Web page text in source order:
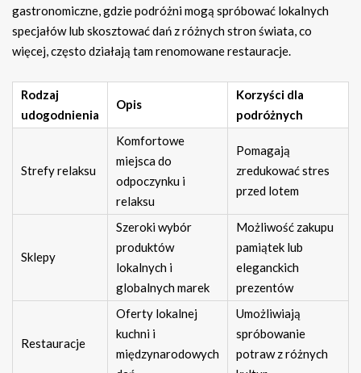
gastronomiczne, gdzie podróżni mogą spróbować lokalnych
specjałów lub skosztować dań z różnych stron świata, co
więcej, często działają tam renomowane restauracje.
Rodzaj
udogodnienia
Opis
Korzyści dla
podróżnych
Strefy relaksu
Komfortowe
miejsca do
odpoczynku i
relaksu
Pomagają
zredukować stres
przed lotem
Sklepy
Szeroki wybór
produktów
lokalnych i
globalnych marek
Możliwość zakupu
pamiątek lub
eleganckich
prezentów
Restauracje
Oferty lokalnej
kuchni i
międzynarodowych
Umożliwiają
spróbowanie
potraw z różnych